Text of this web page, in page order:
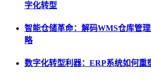
字化转型
智能仓储革命：解码WMS仓库管
略
数字化转型利器：ERP系统如何重